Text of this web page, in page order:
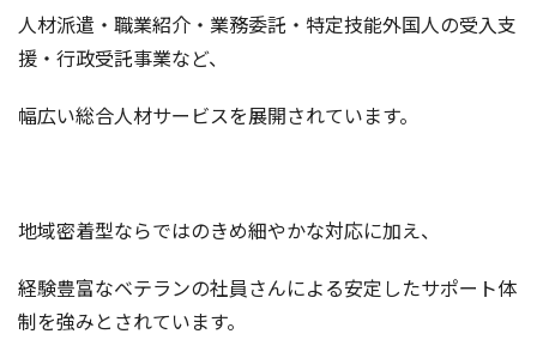
人材派遣・職業紹介・業務委託・特定技能外国人の受入支
援・行政受託事業など、
幅広い総合人材サービスを展開されています。
地域密着型ならではのきめ細やかな対応に加え、
経験豊富なベテランの社員さんによる安定したサポート体
制を強みとされています。